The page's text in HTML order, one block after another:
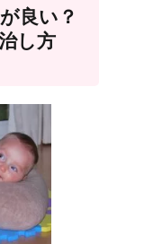
良い？
し方